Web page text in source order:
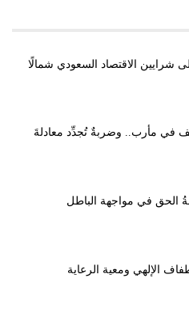
شرايين الاقتصاد السعودي شمالًا
في مأرب.. وضربةٌ تُجدِّد معادلةَ
الحق في مواجهة الباطل
الإلهي ومعية الرعاية